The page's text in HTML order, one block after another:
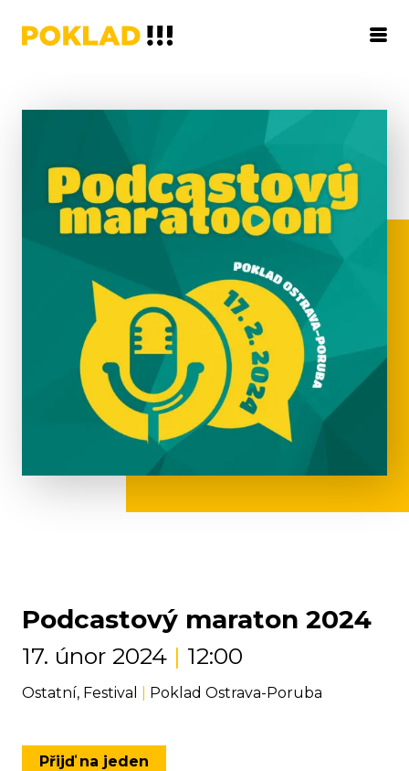
Podcastový maraton 2024
17. únor 2024 | 12:00
Ostatní, Festival Poklad Ostrava-Poruba
Přijď na jeden